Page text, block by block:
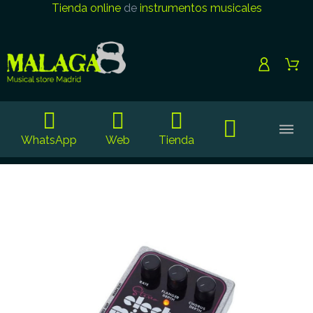
Tienda onlinede instrumentos musicales
WhatsApp Web Tienda